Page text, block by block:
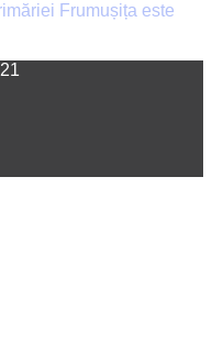
Frumușița este